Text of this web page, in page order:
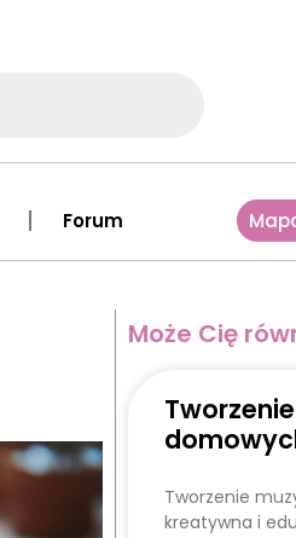
Forum
Może Cię
Tworzenie
kreatywna i